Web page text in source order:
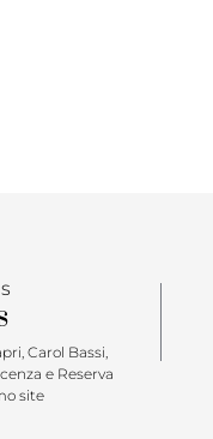
Carol Bassi,
e Reserva
site